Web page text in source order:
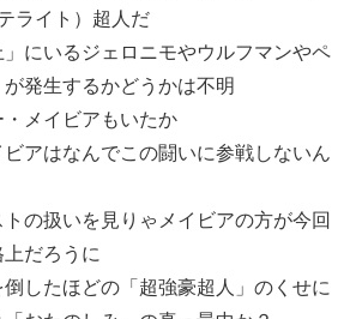
ライト）超人だ
」にいるジェロニモやウルフマンやペ
発生するかどうかは不明
メイビアもいたか
アはなんでこの闘いに参戦しないん
の扱いを見りゃメイビアの方が今回
だろうに
したほどの「超強豪超人」のくせに